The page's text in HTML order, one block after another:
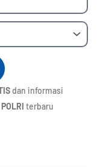
dan informasi
terbaru